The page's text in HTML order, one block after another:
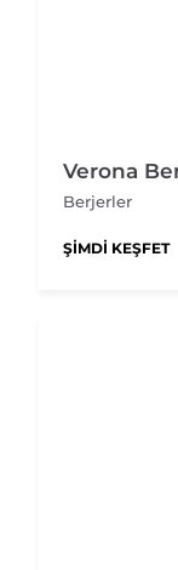
Verona
Berjerler
ŞIMDI KEŞFET